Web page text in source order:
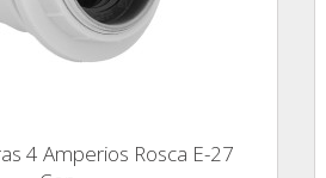
4 Amperios Rosca E-27